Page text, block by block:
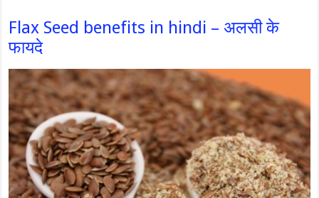
Flax Seed benefits in hindi – अलसी के
फायदे